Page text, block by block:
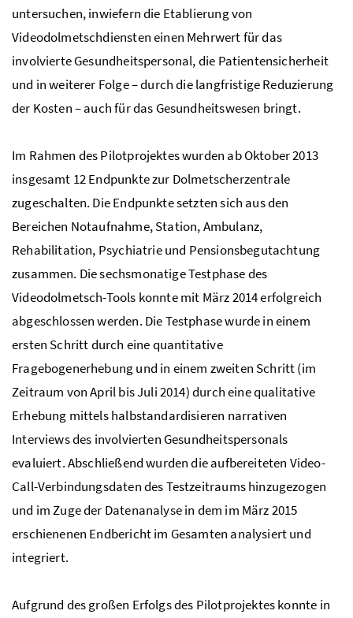
untersuchen, inwiefern die Etablierung von
Videodolmetschdiensten einen Mehrwert für das
involvierte Gesundheitspersonal, die Patientensicherheit
und in weiterer Folge – durch die langfristige Reduzierung
der Kosten – auch für das Gesundheitswesen bringt.
Im Rahmen des Pilotprojektes wurden ab Oktober 2013
insgesamt 12 Endpunkte zur Dolmetscherzentrale
zugeschalten. Die Endpunkte setzten sich aus den
Bereichen Notaufnahme, Station, Ambulanz,
Rehabilitation, Psychiatrie und Pensionsbegutachtung
zusammen. Die sechsmonatige Testphase des
Videodolmetsch-Tools konnte mit März 2014 erfolgreich
abgeschlossen werden. Die Testphase wurde in einem
ersten Schritt durch eine quantitative
Fragebogenerhebung und in einem zweiten Schritt (im
Zeitraum von April bis Juli 2014) durch eine qualitative
Erhebung mittels halbstandardisieren narrativen
Interviews des involvierten Gesundheitspersonals
evaluiert. Abschließend wurden die aufbereiteten Video-
Call-Verbindungsdaten des Testzeitraums hinzugezogen
und im Zuge der Datenanalyse in dem im März 2015
erschienenen Endbericht im Gesamten analysiert und
integriert.
Aufgrund des großen Erfolgs des Pilotprojektes konnte in